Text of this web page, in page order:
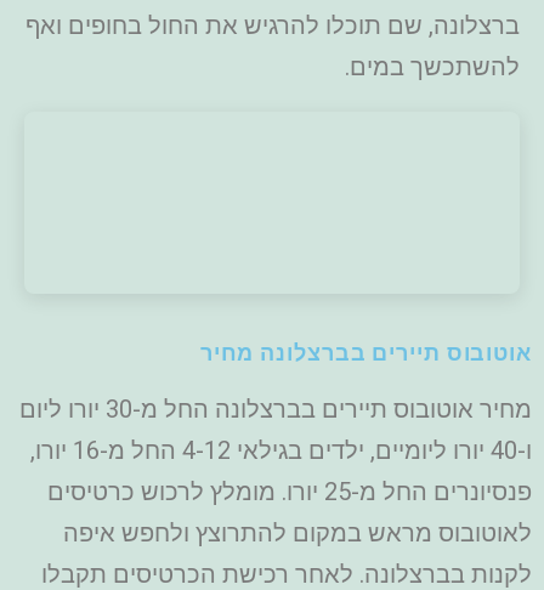
ברצלונה, שם תוכלו להרגיש את החול בחופים ואף
להשתכשך במים.
אוטובוס תיירים בברצלונה מחיר
מחיר אוטובוס תיירים בברצלונה החל מ-30 יורו ליום
ו-40 יורו ליומיים, ילדים בגילאי 4-12 החל מ-16 יורו,
פנסיונרים החל מ-25 יורו. מומלץ לרכוש כרטיסים
לאוטובוס מראש במקום להתרוצץ ולחפש איפה
לקנות בברצלונה. לאחר רכישת הכרטיסים תקבלו